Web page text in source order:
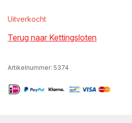
Uitverkocht
Terug naar Kettingsloten
Artikelnummer: 5374